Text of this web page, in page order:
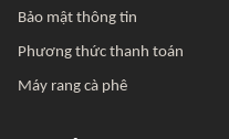
Bảo mật thông tin
Phương thức thanh toán
Máy rang cà phê